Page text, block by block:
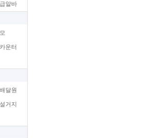
알바
카운터
배달원
설거지